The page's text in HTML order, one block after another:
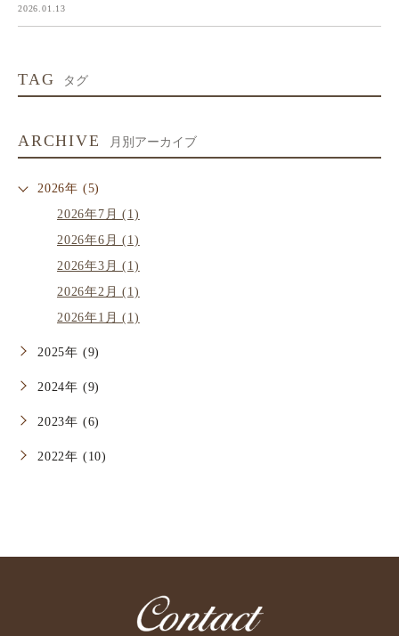
2026.01.13
TAG タグ
ARCHIVE 月別アーカイブ
2026年 (5)
2026年7月 (1)
2026年6月 (1)
2026年3月 (1)
2026年2月 (1)
2026年1月 (1)
2025年 (9)
2024年 (9)
2023年 (6)
2022年 (10)